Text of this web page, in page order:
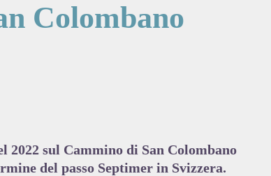
Colombano
sul Cammino di San Colombano
del passo Septimer in Svizzera.